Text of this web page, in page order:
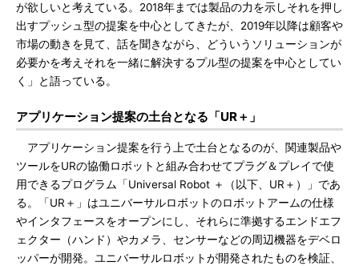
が欲しいと考えている。2018年までは製品の力を示しそれを押し
出すプッシュ型の提案を中心としてきたが、2019年以降は顧客や
市場の動きを見て、話を聞きながら、どういうソリューションが
必要かを考えそれを一緒に解決するプル型の提案を中心としてい
く」と語っている。
アプリケーション提案の土台となる「UR＋」
アプリケーション提案を行う上で土台となるのが、関連製品や
ツールをURの協働ロボットと組み合わせてプラグ＆プレイで使
用できるプログラム「Universal Robot ＋（以下、UR＋）」であ
る。「UR＋」はユニバーサルロボットのロボットアームの仕様
やインタフェースをオープンにし、それらに準拠するエンドエフ
ェクター（ハンド）やカメラ、センサーなどの周辺機器をデベロ
ッパーが開発。ユニバーサルロボットが開発されたものを検証、